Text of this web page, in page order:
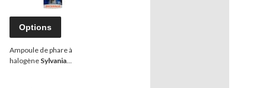
Options
Ampoule de phare à
halogène Sylvania